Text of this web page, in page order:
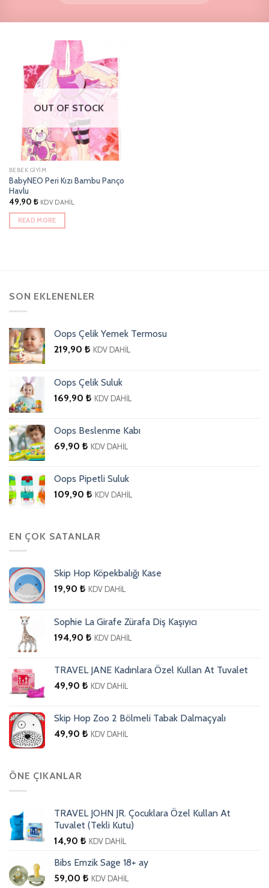
OUT OF STOCK
BEBEK GIYIM
BabyNEO Peri Kızı Bambu Panço
Havlu
49,90 ₺ KDV DAHİL
READ MORE
SON EKLENENLER
Oops Çelik Yemek Termosu
219,90 ₺ KDV DAHİL
Oops Çelik Suluk
169,90 ₺ KDV DAHİL
Oops Beslenme Kabı
69,90 ₺ KDV DAHİL
Oops Pipetli Suluk
109,90 ₺ KDV DAHİL
EN ÇOK SATANLAR
Skip Hop Köpekbalığı Kase
19,90 ₺ KDV DAHİL
Sophie La Girafe Zürafa Diş Kaşıyıcı
194,90 ₺ KDV DAHİL
TRAVEL JANE Kadınlara Özel Kullan At Tuvalet
49,90 ₺ KDV DAHİL
Skip Hop Zoo 2 Bölmeli Tabak Dalmaçyalı
49,90 ₺ KDV DAHİL
ÖNE ÇIKANLAR
TRAVEL JOHN JR. Çocuklara Özel Kullan At
Tuvalet (Tekli Kutu)
14,90 ₺ KDV DAHİL
Bibs Emzik Sage 18+ ay
59,00 ₺ KDV DAHİL